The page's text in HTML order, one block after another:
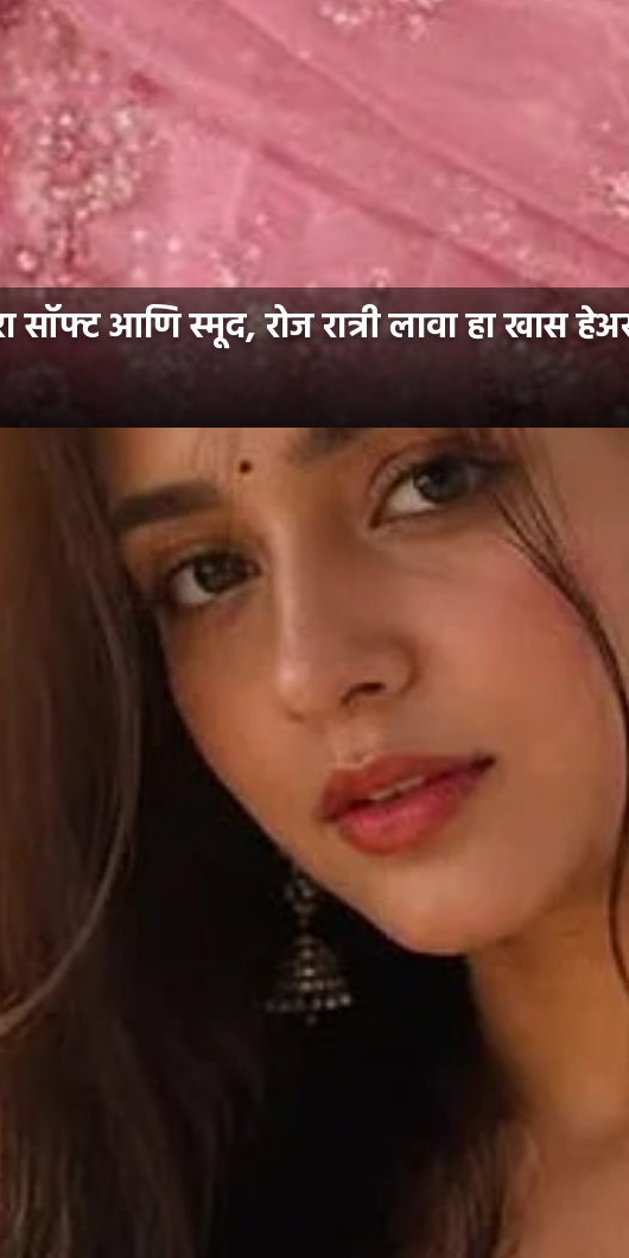
आणि स्मूद, रोज रात्री लावा हा खास